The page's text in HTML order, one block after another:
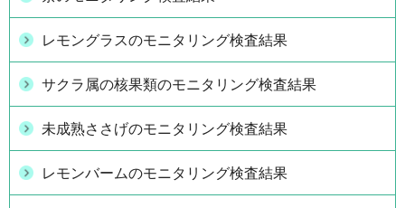
レモングラスのモニタリング検査結果
サクラ属の核果類のモニタリング検査結果
未成熟ささげのモニタリング検査結果
レモンバームのモニタリング検査結果